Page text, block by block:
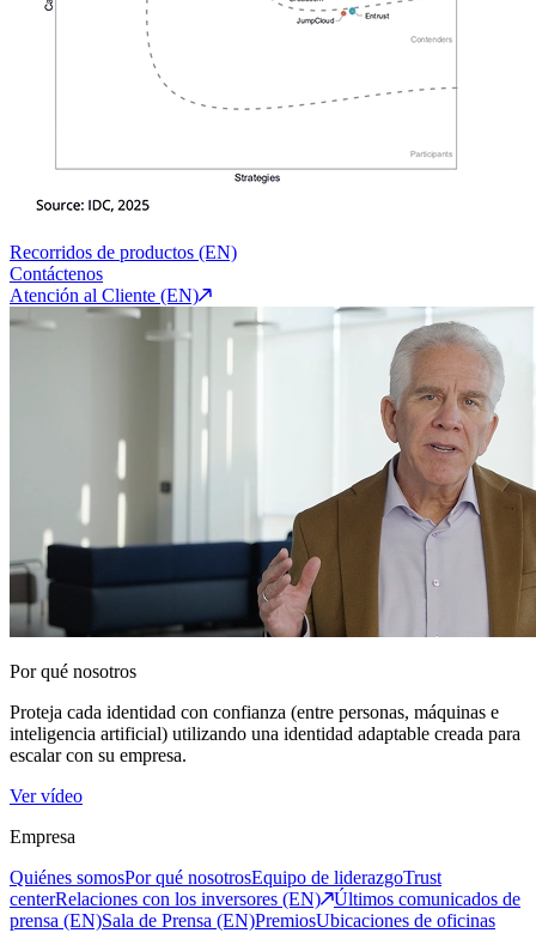
Recorridos de productos (EN)
Contáctenos
Atención al Cliente (EN)
Por qué nosotros
Proteja cada identidad con confianza (entre personas, máquinas e
inteligencia artificial) utilizando una identidad adaptable creada para
escalar con su empresa.
Ver vídeo
Empresa
Quiénes somosPor qué nosotrosEquipo de liderazgoTrust
centerRelaciones con los inversores (EN)
Últimos comunicados de
prensa (EN)Sala de Prensa (EN)PremiosUbicaciones de oficinas